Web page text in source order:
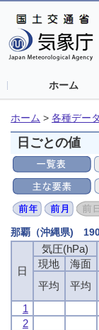
ホーム
ホーム > 各種デー
日ごとの値
那覇（沖縄県)
日
気圧(hPa)
現地
海面
平均
平均
1
2
日
気圧(hPa)
現地
海面
平均
平均
1
2
日
気圧(hPa)
現地
海面
平均
平均
1
2
日
気圧(hPa)
現地
海面
平均
平均
1
2